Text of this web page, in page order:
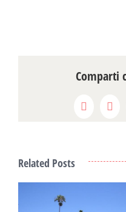
Comparti
Facebook
X
Related Posts